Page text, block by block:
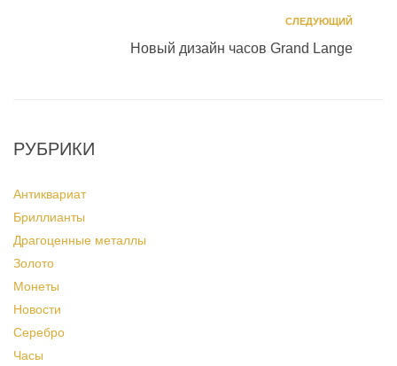
СЛЕДУЮЩИЙ
Новый дизайн часов Grand Lange
РУБРИКИ
Антиквариат
Бриллианты
Драгоценные металлы
Золото
Монеты
Новости
Серебро
Часы